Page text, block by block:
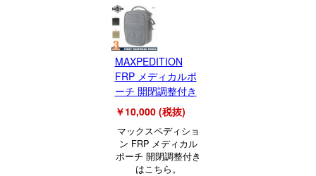
MAXPEDITION
FRP メディカルポ
ーチ 開閉調整付き
￥10,000 (税抜)
マックスペディショ
ン FRP メディカル
ポーチ 開閉調整付き
はこちら。